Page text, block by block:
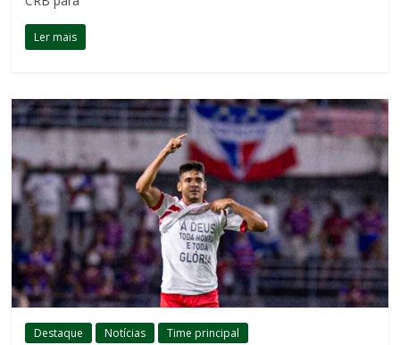
Ler mais
Destaque Notícias Time principal